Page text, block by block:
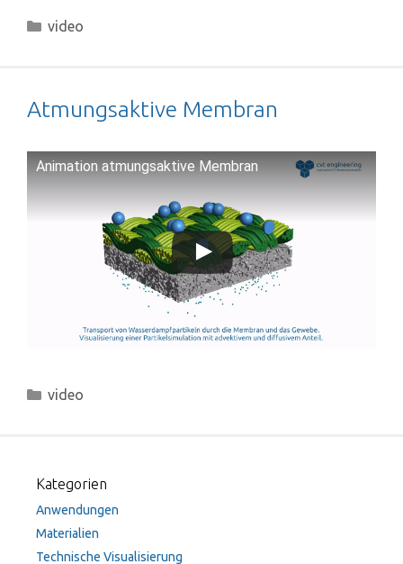
Kategorien
video
Atmungsaktive Membran
Animation atmungsaktive Membran
Kategorien
video
Kategorien
Anwendungen
Materialien
Technische Visualisierung